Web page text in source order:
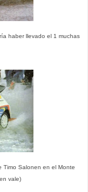
haber llevado el 1 muchas
Timo Salonen en el Monte
vale)